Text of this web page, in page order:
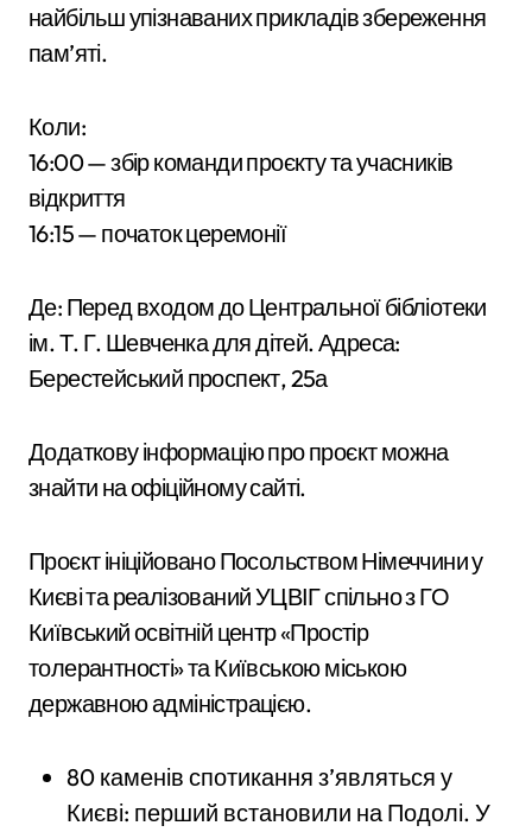
найбільш упізнаваних прикладів збереження
пам’яті.
Коли:
16:00 — збір команди проєкту та учасників
відкриття
16:15 — початок церемонії
Де: Перед входом до Центральної бібліотеки
ім. Т. Г. Шевченка для дітей. Адреса:
Берестейський проспект, 25а
Додаткову інформацію про проєкт можна
знайти на офіційному сайті.
Проєкт ініційовано Посольством Німеччини у
Києві та реалізований УЦВІГ спільно з ГО
Київський освітній центр «Простір
толерантності» та Київською міською
державною адміністрацією.
80 каменів спотикання з’являться у
Києві: перший встановили на Подолі. У